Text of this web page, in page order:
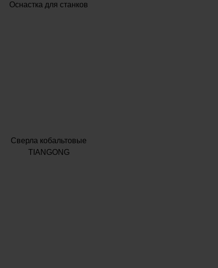
Оснастка для станков
Сверла кобальтовые
TIANGONG